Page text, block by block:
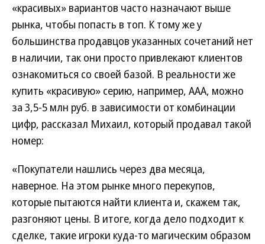
«красивых» вариантов часто назначают выше
рынка, чтобы попасть в топ. К тому же у
большинства продавцов указанных сочетаний нет
в наличии, так они просто привлекают клиентов
ознакомиться со своей базой. В реальности же
купить «красивую» серию, например, ААА, можно
за 3,5-5 млн руб. в зависимости от комбинации
цифр, рассказал Михаил, который продавал такой
номер:
«Покупатели нашлись через два месяца,
наверное. На этом рынке много перекупов,
которые пытаются найти клиента и, скажем так,
разгоняют цены. В итоге, когда дело подходит к
сделке, такие игроки куда-то магическим образом